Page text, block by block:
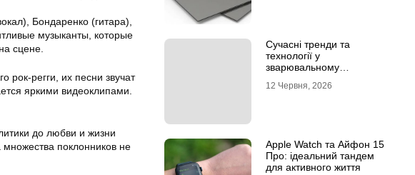
Бондаренко (гитара),
музыканты, которые
сцене.
рок-регги, их песни звучат
яркими видеоклипами.
до любви и жизни
поклонников не
Сучасні тренди та
технології у
зварювальному
магазин Аргон
12 Червня, 2026
Apple Watch та Айфон 15
Про: ідеальний тандем
для активного життя